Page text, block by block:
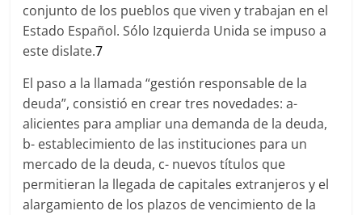
conjunto de los pueblos que viven y trabajan en el
Estado Español. Sólo Izquierda Unida se impuso a
este dislate.7
El paso a la llamada “gestión responsable de la
deuda”, consistió en crear tres novedades: a-
alicientes para ampliar una demanda de la deuda,
b- establecimiento de las instituciones para un
mercado de la deuda, c- nuevos títulos que
permitieran la llegada de capitales extranjeros y el
alargamiento de los plazos de vencimiento de la